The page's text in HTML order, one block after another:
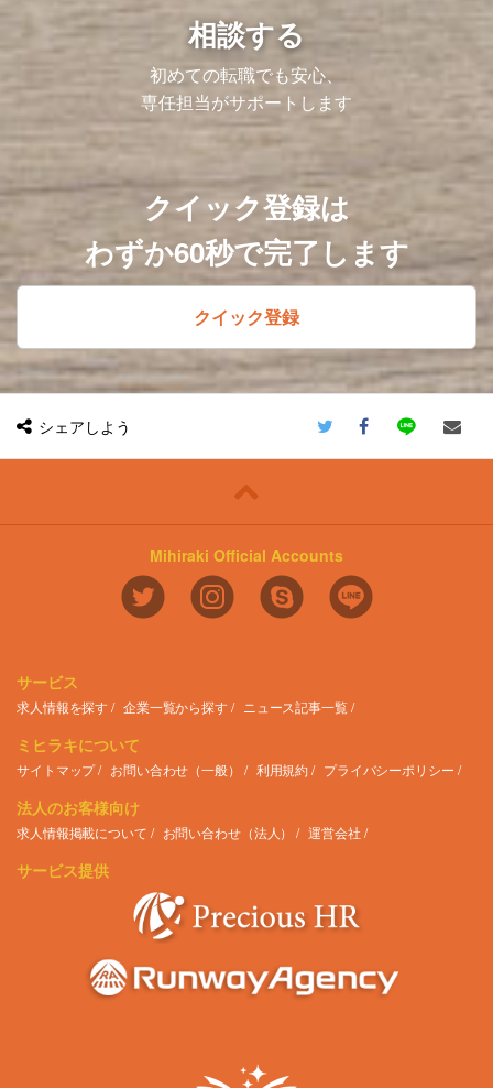
相談する
初めての転職でも安心、
専任担当がサポートします
クイック登録は
わずか60秒で完了します
クイック登録
シェアしよう
Mihiraki Official Accounts
サービス
求人情報を探す 企業一覧から探す ニュース記事一覧
ミヒラキについて
サイトマップ お問い合わせ（一般） 利用規約 プライバシーポリシー
法人のお客様向け
求人情報掲載について お問い合わせ（法人） 運営会社
サービス提供